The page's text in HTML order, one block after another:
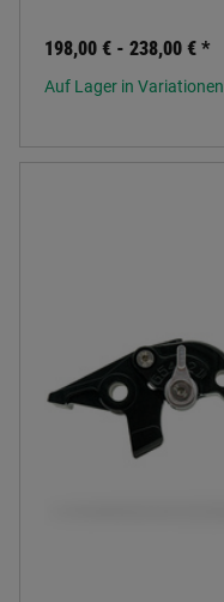
198,00 € - 238,00 € *
Auf Lager in Variationen